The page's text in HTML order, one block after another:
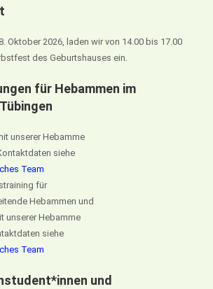
Oktober 2026, laden wir von 14.00 bis 17.00
des Geburtshauses ein.
für Hebammen im
unserer Hebamme
siehe
Team
für
Hebammen und
unserer Hebamme
siehe
Team
und